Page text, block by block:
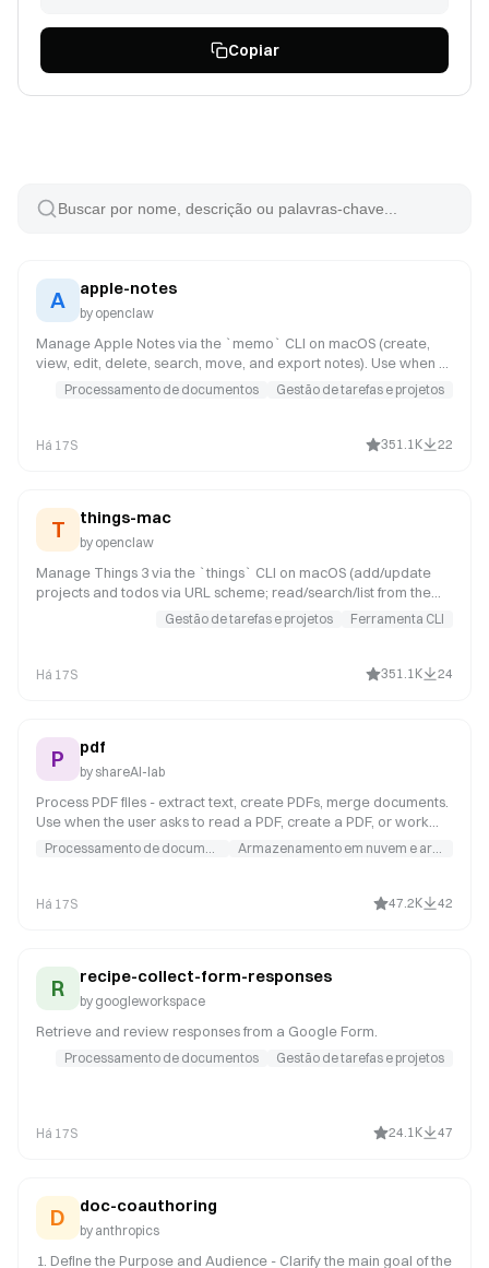
Siga as instruções em https://www.gateskills.ai/skills-
hub/install/install.sh | bash -s -- --no-skills --path para
instalar o Gate Skills Hub apenas como CLI, em seguida
instale as seguintes Skills:
recipe-collect-form-responses (id: 2484)
gog (id: 111)
apple-reminders (id: 97)
recipe-find-free-time (id: 2500)
gws-calendar-insert (id: 2432)
Copiar
A apple-notes
by openclaw
Manage Apple Notes via the `memo` CLI on macOS (create,
view, edit, delete, search, move, and export notes). Use when a
user asks OpenClaw to add a note, list notes, search notes, or
Processamento de documentos Gestão de tarefas e projetos
Há 17S 351.1K 22
T things-mac
by openclaw
Manage Things 3 via the `things` CLI on macOS (add/update
projects and todos via URL scheme; read/search/list from the
local Things database). Use when a user asks OpenClaw to add
a task to Things, list inbox/today/upcoming, search tasks, or
Gestão de tarefas e projetos Ferramenta CLI
Há 17S 351.1K 24
P pdf
by shareAI-lab
Process PDF files - extract text, create PDFs, merge documents.
Use when the user asks to read a PDF, create a PDF, or work
with PDF files.
Processamento de documentos Armazenamento em nuvem e arquivo
Há 17S 47.2K 42
R recipe-collect-form-responses
by googleworkspace
Retrieve and review responses from a Google Form.
Processamento de documentos Gestão de tarefas e projetos
Há 17S 24.1K 47
D doc-coauthoring
by anthropics
1. Define the Purpose and Audience - Clarify the main goal of the